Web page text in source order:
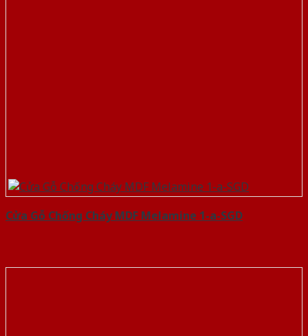
Cửa Gỗ Chống Cháy MDF Melamine 1-a-SGD